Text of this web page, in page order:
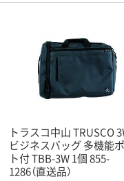
トラスコ中山 TRUSCO
ビジネスバッグ 多機能
ト付 TBB-3W 1個 855-
1286（直送品）